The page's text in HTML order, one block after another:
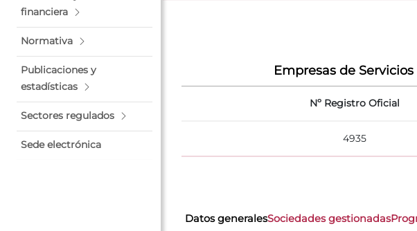
financiera
Normativa
Publicaciones y
estadísticas
Sectores regulados
Sede electrónica
Empresas de
Nº Registro Oficial
4935
Datos generalesSociedades gestionadas